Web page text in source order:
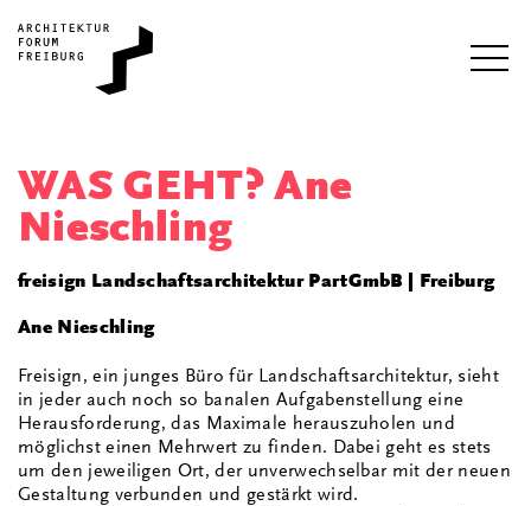
WAS GEHT? Ane
Nieschling
freisign Landschaftsarchitektur PartGmbB | Freiburg
Ane Nieschling
Freisign, ein junges Büro für Landschaftsarchitektur, sieht
in jeder auch noch so banalen Aufgabenstellung eine
Herausforderung, das Maximale herauszuholen und
möglichst einen Mehrwert zu finden. Dabei geht es stets
um den jeweiligen Ort, der unverwechselbar mit der neuen
Gestaltung verbunden und gestärkt wird.